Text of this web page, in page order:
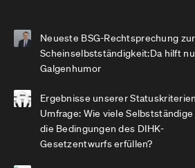
Neueste BSG-Rechtsprechung zur
Scheinselbstständigkeit:Da hilft
Galgenhumor
Ergebnisse unserer
Umfrage: Wie viele
die Bedingungen des DIHK-
Gesetzentwurfs erfüllen?